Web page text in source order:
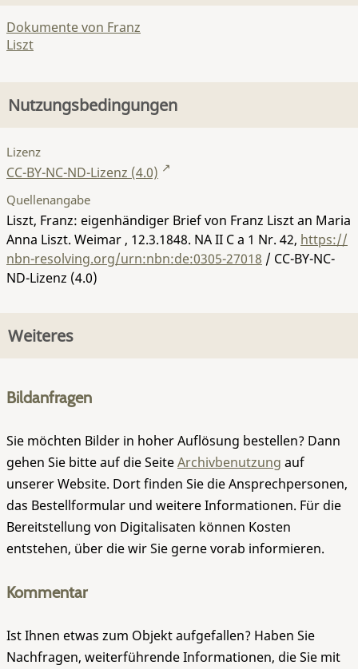
Dokumente von Franz
Liszt
Nutzungsbedingungen
Lizenz
CC-BY-NC-ND-Lizenz (4.0)
Quellenangabe
Liszt, Franz: eigenhändiger Brief von Franz Liszt an Maria
Anna Liszt. Weimar , 12.3.1848. NA II C a 1 Nr. 42, https://
nbn-resolving.org/urn:nbn:de:0305-27018 / CC-BY-NC-
ND-Lizenz (4.0)
Weiteres
Bildanfragen
Sie möchten Bilder in hoher Auflösung bestellen? Dann
gehen Sie bitte auf die SeiteArchivbenutzung auf
unserer Website. Dort finden Sie die Ansprechpersonen,
das Bestellformular und weitere Informationen. Für die
Bereitstellung von Digitalisaten können Kosten
entstehen, über die wir Sie gerne vorab informieren.
Kommentar
Ist Ihnen etwas zum Objekt aufgefallen? Haben Sie
Nachfragen, weiterführende Informationen, die Sie mit